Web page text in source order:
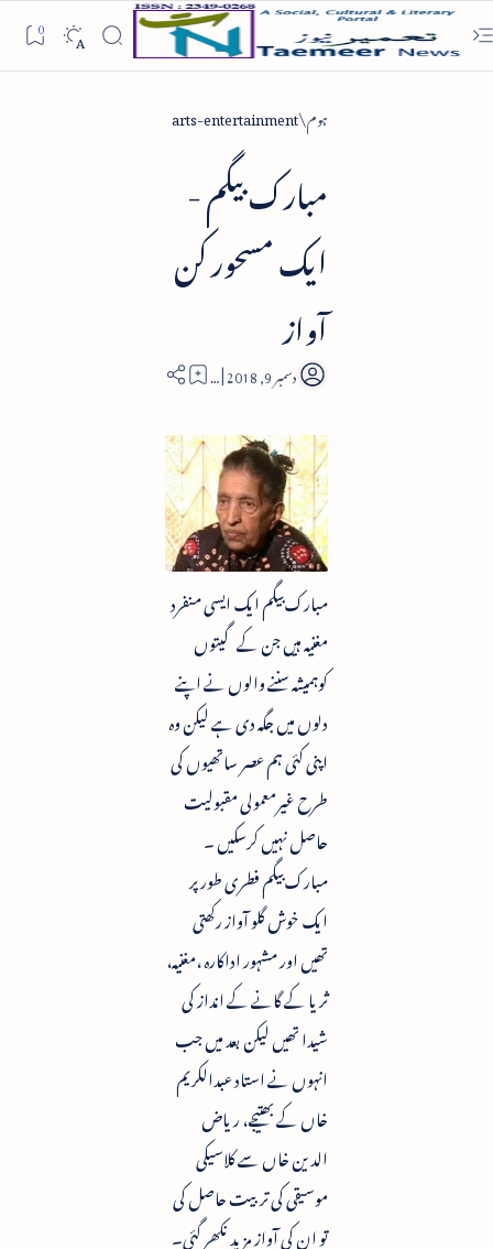
ہوم arts-entertainment
مبارک بیگم -
ایک مسحور کن
آواز
4
مبارک بیگم ایک ایسی منفرد
مغنیہ ہیں جن کے گیتوں
کوہمیشہ سننے والوں نے اپنے
دلوں میں جگہ دی ہے لیکن وہ
اپنی کئی ہم عصر ساتھیوں کی
طرح غیرمعمولی مقبولیت
حاصل نہیں کرسکیں ۔
مبارک بیگم فطری طور پر
ایک خوش گلو آواز رکھتی
تھیں اور مشہور اداکارہ ،مغنیہ،
ثریا کے گانے کے انداز کی
شیدا تھیں لیکن بعد میں جب
انہوں نے استاد عبدالکریم
خاں کے بھتیجے، ریاض
الدین خاں سے کلاسیکی
موسیقی کی تربیت حاصل کی
تو ان کی آواز مزید نکھر گئی۔